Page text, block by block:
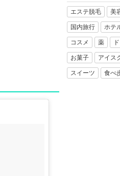
エステ脱毛 美
国内旅行 ホテ
コスメ 薬
お菓子 アイス
スイーツ 食べ